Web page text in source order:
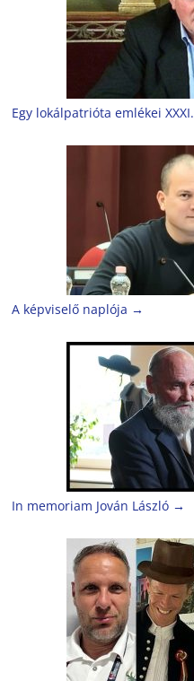
Egy lokálpatrióta emlékei XXXI.
A képviselő naplója →
In memoriam Jován László →